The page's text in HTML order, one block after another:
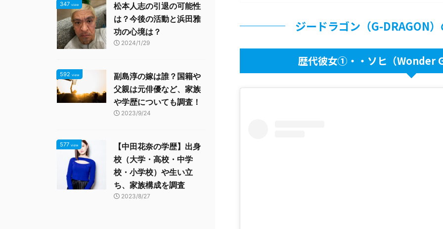
ジードラゴン（G-DRAGON
歴代彼女①・・ソヒ（Wonder
347 view
松本人志の引退の可能性
は？今後の活動と浜田雅
功の心境は？
2024/1/29
592 view
副島淳の嫁は誰？国籍や
父親は元俳優など、家族
や学歴についても調査！
2023/9/24
577 view
【中田花奈の学歴】出身
校（大学・高校・中学
校・小学校）や生い立
ち、家族構成を調査
2023/8/27